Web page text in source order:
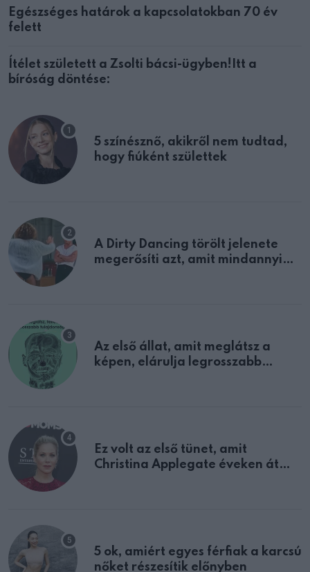
Egészséges határok a kapcsolatokban 70 év
felett
Ítélet született a Zsolti bácsi-ügyben!Itt a
bíróság döntése:
5 színésznő, akikről nem tudtad,
hogy fiúként születtek
A Dirty Dancing törölt jelenete
megerősíti azt, amit mindannyian
Az első állat, amit meglátsz a
képen, elárulja legrosszabb
Ez volt az első tünet, amit
Christina Applegate éveken át
5 ok, amiért egyes férfiak a karcsú
nőket részesítik előnyben